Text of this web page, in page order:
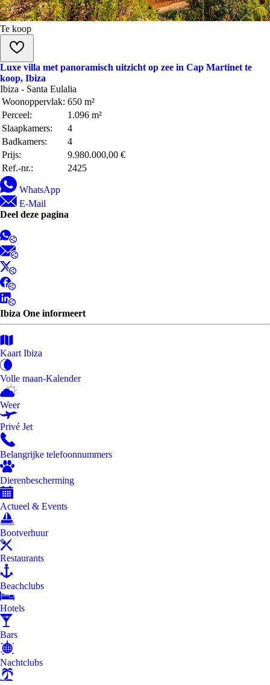
Te koop
Luxe villa met panoramisch uitzicht op zee in Cap Martinet te
koop, Ibiza
Ibiza - Santa Eulalia
Woonoppervlak: 650 m²
Perceel:
1.096 m²
Slaapkamers:
4
Badkamers:
4
Prijs:
9.980.000,00 €
Ref.-nr.:
2425
WhatsApp
E-Mail
Deel deze pagina
Ibiza One informeert
Kaart Ibiza
Volle maan-Kalender
Weer
Privé Jet
Belangrijke telefoonnummers
Dierenbescherming
Actueel & Events
Bootverhuur
Restaurants
Beachclubs
Hotels
Bars
Nachtclubs